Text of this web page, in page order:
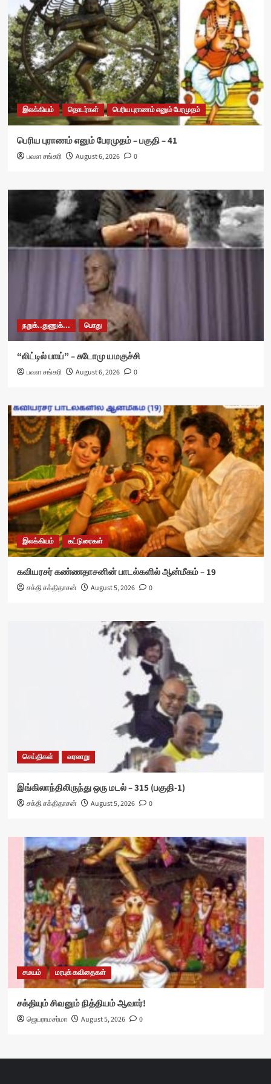
இலக்கியம் தொடர்கள் பெரிய புராணம் எனும் பேரமுதம்
பெரிய புராணம் எனும் பேரமுதம் – பகுதி – 41
பவள சங்கரி August 6, 2026 0
நறுக்..துணுக்... பொது
“லிட்டில் பாய்” – சுடோமு யமகுச்சி
பவள சங்கரி August 6, 2026 0
இலக்கியம் கட்டுரைகள்
கவியரசர் கண்ணதாசனின் பாடல்களில் ஆன்மீகம் – 19
சக்தி சக்திதாசன் August 5, 2026 0
செய்திகள் வரலாறு
இங்கிலாந்திலிருந்து ஒரு மடல் – 315 (பகுதி-1)
சக்தி சக்திதாசன் August 5, 2026 0
சமயம் மரபுக் கவிதைகள்
சக்தியும் சிவனும் நித்தியம் ஆவார்!
ஜெயராமசர்மா August 5, 2026 0